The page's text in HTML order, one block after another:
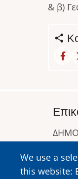
& β)
We use a
this website:
Τηλ: